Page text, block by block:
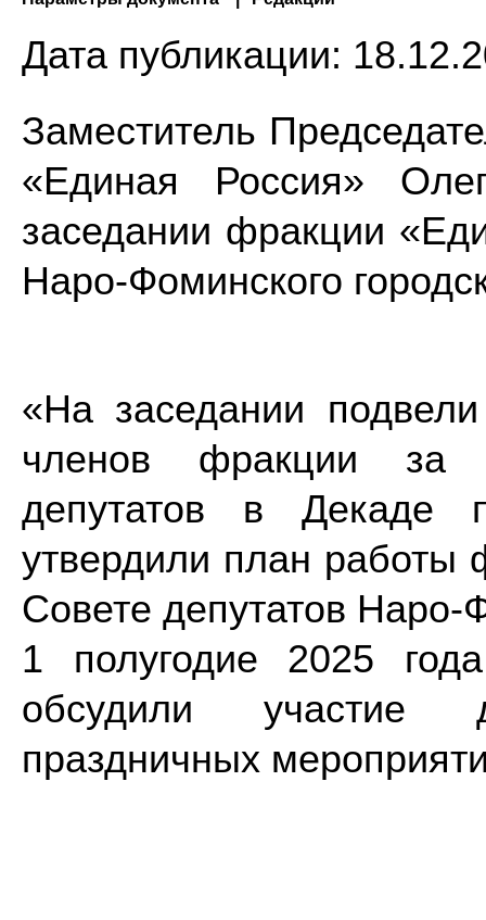
Дата публикации:
Заместитель
«Единая Россия»
заседании фракции
Наро-Фоминского
«На заседании
членов фракции за
депутатов в Декаде
утвердили план
Совете депутатов Наро-
1 полугодие 2025
обсудили участие
праздничных